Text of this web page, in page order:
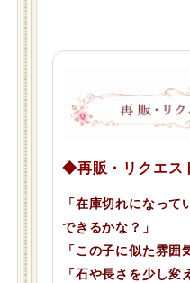
◆再販・リクエス
「在庫切れになっ
できるかな？」
「この子に似た雰囲
「石や長さを少し変